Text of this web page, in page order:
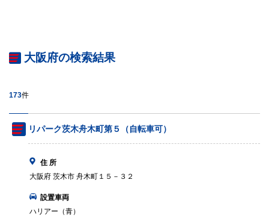
大阪府の検索結果
173件
リパーク茨木舟木町第５（自転車可）
住 所
大阪府 茨木市 舟木町１５－３２
設置車両
ハリアー（青）